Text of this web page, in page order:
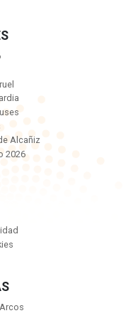
Alcañiz
2026